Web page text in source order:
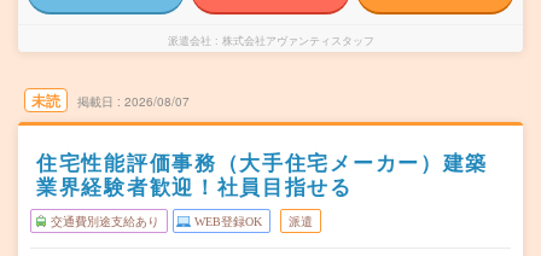
派遣会社 株式会社アヴァンティスタッフ
未読 掲載日 2026/08/07
住宅性能評価事務（大手住宅メーカー）建築
業界経験者歓迎！社員目指せる
交通費別途支給あり WEB登録OK 派遣